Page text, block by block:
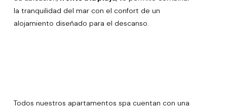
la tranquilidad del mar con el confort de un
alojamiento diseñado para el descanso.
Todos nuestros apartamentos spa cuentan con una